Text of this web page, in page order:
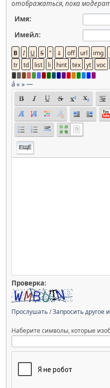
отображаться, пока
Имя:
Имейл:
á« »—
ЕЩЁ
Проверка:
Прослушать/Запросить другое
Наберите символы, которые